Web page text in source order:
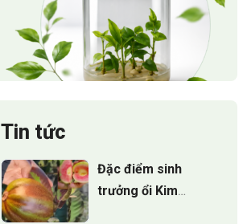
Tin tức
Đặc điểm sinh
trưởng ổi Kim